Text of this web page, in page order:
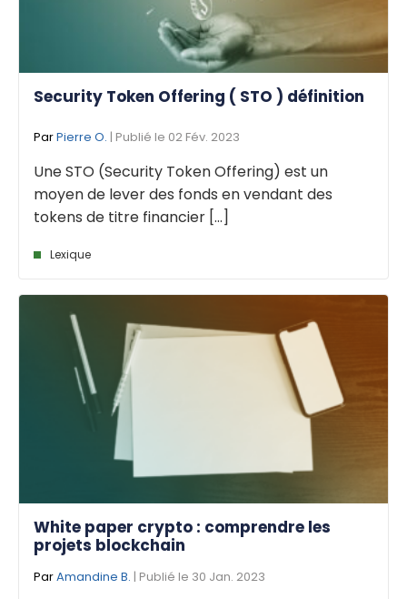
Security Token Offering ( STO ) définition
ParPierre O. | Publié le 02 Fév. 2023
Une STO (Security Token Offering) est un
moyen de lever des fonds en vendant des
tokens de titre financier [...]
Lexique
White paper crypto : comprendre les
projets blockchain
ParAmandine B. | Publié le 30 Jan. 2023